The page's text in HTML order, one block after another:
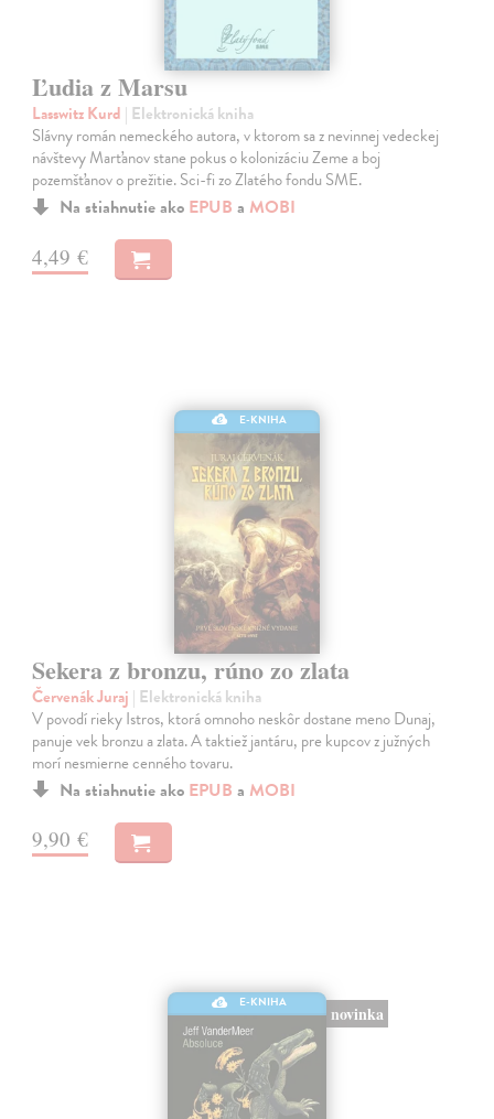
Ľudia z Marsu
Lasswitz Kurd | Elektronická kniha
Slávny román nemeckého autora, v ktorom sa z nevinnej vedeckej
návštevy Marťanov stane pokus o kolonizáciu Zeme a boj
pozemšťanov o prežitie. Sci-fi zo Zlatého fondu SME.
Na stiahnutie ako EPUB a MOBI
4,49 €
E-KNIHA
Sekera z bronzu, rúno zo zlata
Červenák Juraj | Elektronická kniha
V povodí rieky Istros, ktorá omnoho neskôr dostane meno Dunaj,
panuje vek bronzu a zlata. A taktiež jantáru, pre kupcov z južných
morí nesmierne cenného tovaru.
Na stiahnutie ako EPUB a MOBI
9,90 €
E-KNIHA
novinka